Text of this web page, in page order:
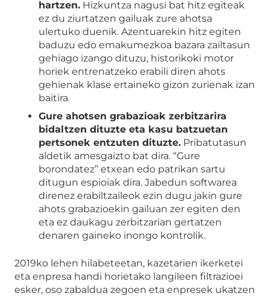
hartzen. Hizkuntza nagusi bat hitz egiteak
ez du ziurtatzen gailuak zure ahotsa
ulertuko duenik. Azentuarekin hitz egiten
baduzu edo emakumezkoa bazara zailtasun
gehiago izango dituzu, historikoki motor
horiek entrenatzeko erabili diren ahots
gehienak klase ertaineko gizon zurienak izan
baitira.
Gure ahotsen grabazioak zerbitzarira
bidaltzen dituzte eta kasu batzuetan
pertsonek entzuten dituzte. Pribatutasun
aldetik amesgaizto bat dira. “Gure
borondatez” etxean edo patrikan sartu
ditugun espioiak dira. Jabedun softwarea
direnez erabiltzaileok ezin dugu jakin gure
ahots grabazioekin gailuan zer egiten den
eta ez daukagu zerbitzarian gertatzen
denaren gaineko inongo kontrolik.
2019ko lehen hilabeteetan, kazetarien ikerketei
eta enpresa handi horietako langileen filtrazioei
esker, oso zabaldua zegoen eta enpresek ukatzen